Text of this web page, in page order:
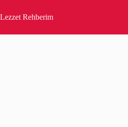
to
content
Lezzet Rehberim